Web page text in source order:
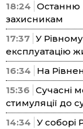
18:24 Останню
захисникам
17:37 У
експлуатацію
16:34
На
15:36 Сучасні
стимуляції до
14:34 У соборі